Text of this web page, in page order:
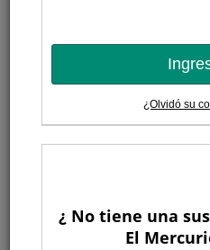
¿Olvidó su
¿ No tiene una
El